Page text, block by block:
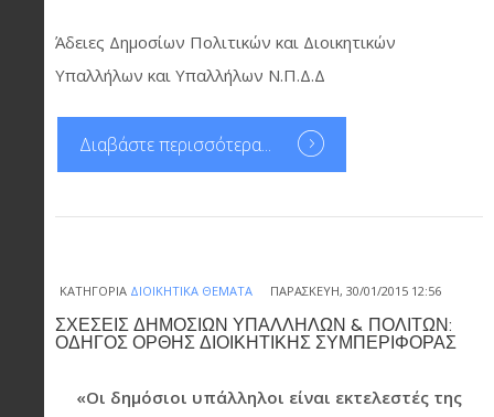
Άδειες Δημοσίων Πολιτικών και Διοικητικών
Υπαλλήλων και Υπαλλήλων Ν.Π.Δ.Δ
Διαβάστε περισσότερα...
ΚΑΤΗΓΟΡΊΑ ΔΙΟΙΚΗΤΙΚΆ ΘΈΜΑΤΑ ΠΑΡΑΣΚΕΥΉ, 30/01/2015 12:56
ΣΧΕΣΕΙΣ ΔΗΜΟΣΙΩΝ ΥΠΑΛΛΗΛΩΝ & ΠΟΛΙΤΩΝ:
ΟΔΗΓΟΣ ΟΡΘΗΣ ΔΙΟΙΚΗΤΙΚΗΣ ΣΥΜΠΕΡΙΦΟΡΑΣ
«Οι δημόσιοι υπάλληλοι είναι εκτελεστές της